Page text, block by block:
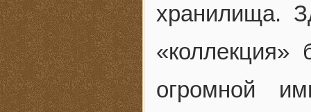
хранилища.
«коллекция»
огромной